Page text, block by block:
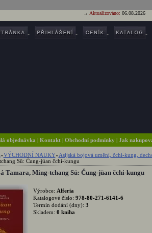
→ Aktualizováno: 06.08.2026
objednávka | Kontakt | Obchodní podmínky | Jak
»VÝCHODNÍ NAUKY»Asijská bojová umění, čchi-kung,
Sü: Čung-jüan čchi-kungu
Tamara, Ming-tchang Sü: Čung-jüan čchi-kungu
Výrobce: Alferia
Katalogové číslo: 978-80-271-6141-6
Termín dodání (dny): 3
Skladem: 0 kniha